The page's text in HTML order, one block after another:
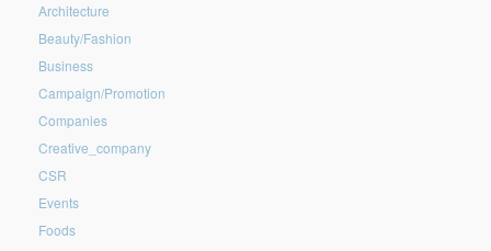
Architecture
Beauty/Fashion
Business
Campaign/Promotion
Companies
Creative_company
CSR
Events
Foods